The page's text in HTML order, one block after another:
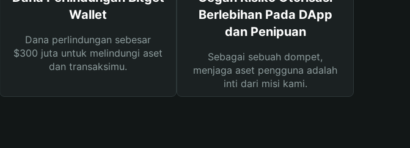
Wallet
Dana perlindungan sebesar
$300 juta untuk melindungi aset
dan transaksimu.
Berlebihan Pada DApp
dan Penipuan
Sebagai sebuah dompet,
menjaga aset pengguna adalah
inti dari misi kami.